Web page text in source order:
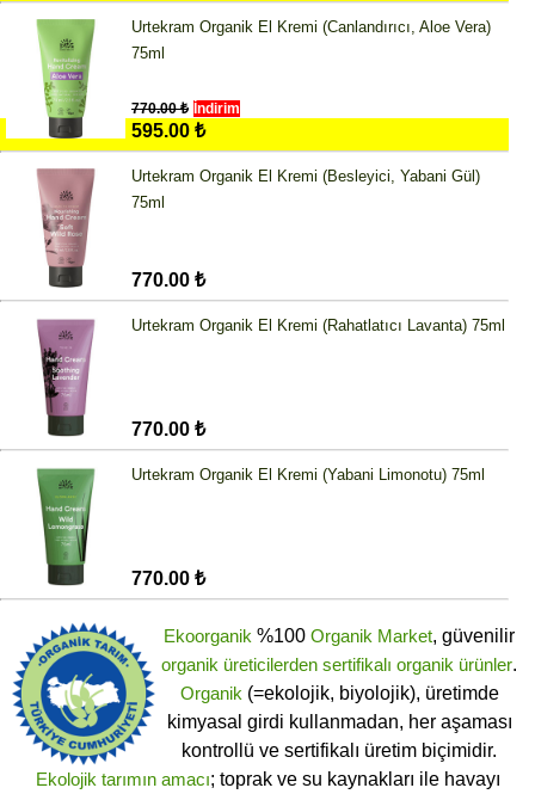
Urtekram Organik El Kremi (Canlandırıcı, Aloe Vera)
75ml
770.00 ₺ İndirim
595.00 ₺
Urtekram Organik El Kremi (Besleyici, Yabani Gül)
75ml
770.00 ₺
Urtekram Organik El Kremi (Rahatlatıcı Lavanta) 75ml
770.00 ₺
Urtekram Organik El Kremi (Yabani Limonotu) 75ml
770.00 ₺
Ekoorganik %100 Organik Market, güvenilir
organik üreticilerden sertifikalı organik ürünler.
Organik (=ekolojik, biyolojik), üretimde
kimyasal girdi kullanmadan, her aşaması
kontrollü ve sertifikalı üretim biçimidir.
Ekolojik tarımın amacı; toprak ve su kaynakları ile havayı